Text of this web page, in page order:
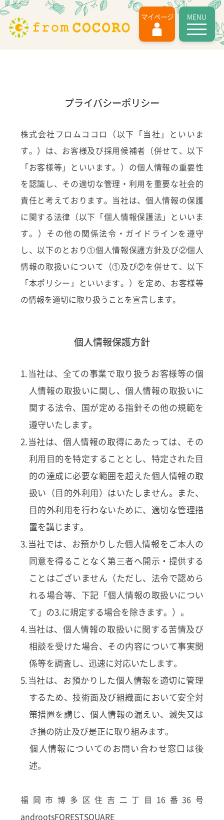
マイページ MENU
プライバシーポリシー
株式会社フロムココロ（以下「当社」といいま
す。）は、お客様及び採用候補者（併せて、以下
「お客様等」といいます。）の個人情報の重要性
を認識し、その適切な管理・利用を重要な社会的
責任と考えております。当社は、個人情報の保護
に関する法律（以下「個人情報保護法」といいま
す。）その他の関係法令・ガイドラインを遵守
し、以下のとおり①個人情報保護方針及び②個人
情報の取扱いについて（①及び②を併せて、以下
「本ポリシー」といいます。）を定め、お客様等
の情報を適切に取り扱うことを宣言します。
個人情報保護方針
1.当社は、全ての事業で取り扱うお客様等の個
人情報の取扱いに関し、個人情報の取扱いに
関する法令、国が定める指針その他の規範を
遵守いたします。
2.当社は、個人情報の取得にあたっては、その
利用目的を特定することとし、特定された目
的の達成に必要な範囲を超えた個人情報の取
扱い（目的外利用）はいたしません。また、
目的外利用を行わないために、適切な管理措
置を講じます。
3.当社では、お預かりした個人情報をご本人の
同意を得ることなく第三者へ開示・提供する
ことはございません（ただし、法令で認めら
れる場合等、下記「個人情報の取扱いについ
て」の3.に規定する場合を除きます。）。
4.当社は、個人情報の取扱いに関する苦情及び
相談を受けた場合、その内容について事実関
係等を調査し、迅速に対応いたします。
5.当社は、お預かりした個人情報を適切に管理
するため、技術面及び組織面において安全対
策措置を講じ、個人情報の漏えい、滅失又は
き損の防止及び是正に取り組みます。
個人情報についてのお問い合わせ窓口は後
述。
福岡市博多区住吉二丁目16番36号
androotsFORESTSQUARE